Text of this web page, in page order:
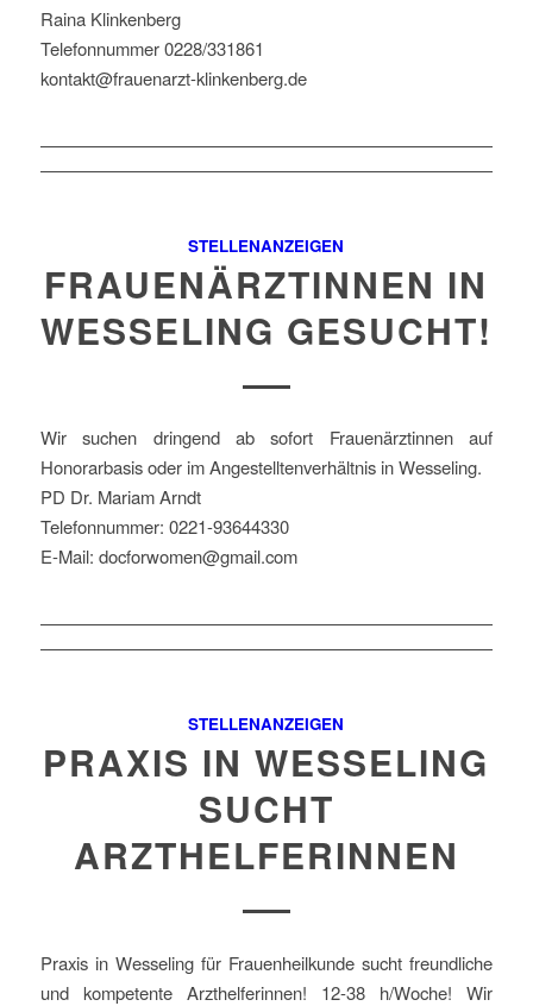
Raina Klinkenberg
Telefonnummer 0228/331861
kontakt@frauenarzt-klinkenberg.de
STELLENANZEIGEN
FRAUENÄRZTINNEN IN
WESSELING GESUCHT!
Wir suchen dringend ab sofort Frauenärztinnen auf
Honorarbasis oder im Angestelltenverhältnis in Wesseling.
PD Dr. Mariam Arndt
Telefonnummer: 0221-93644330
E-Mail: docforwomen@gmail.com
STELLENANZEIGEN
PRAXIS IN WESSELING
SUCHT
ARZTHELFERINNEN
Praxis in Wesseling für Frauenheilkunde sucht freundliche
und kompetente Arzthelferinnen! 12-38 h/Woche! Wir